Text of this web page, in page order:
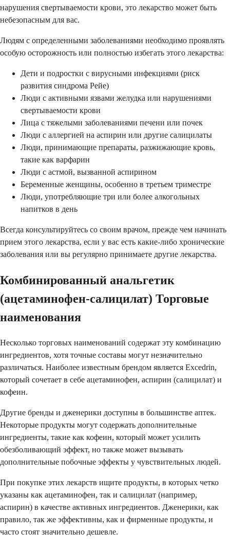
нарушения свертываемости крови, это лекарство может быть
небезопасным для вас.
Людям с определенными заболеваниями необходимо проявлять
особую осторожность или полностью избегать этого лекарства:
Дети и подростки с вирусными инфекциями (риск
развития синдрома Рейе)
Люди с активными язвами желудка или нарушениями
свертываемости крови
Лица с тяжелыми заболеваниями печени или почек
Люди с аллергией на аспирин или другие салицилаты
Люди, принимающие препараты, разжижающие кровь,
такие как варфарин
Люди с астмой, вызванной аспирином
Беременные женщины, особенно в третьем триместре
Люди, употребляющие три или более алкогольных
напитков в день
Всегда консультируйтесь со своим врачом, прежде чем начинать
прием этого лекарства, если у вас есть какие-либо хронические
заболевания или вы регулярно принимаете другие лекарства.
Комбинированный анальгетик
(ацетаминофен-салицилат) Торговые
наименования
Несколько торговых наименований содержат эту комбинацию
ингредиентов, хотя точные составы могут незначительно
различаться. Наиболее известным брендом является Excedrin,
который сочетает в себе ацетаминофен, аспирин (салицилат) и
кофеин.
Другие бренды и дженерики доступны в большинстве аптек.
Некоторые продукты могут содержать дополнительные
ингредиенты, такие как кофеин, который может усилить
обезболивающий эффект, но также может вызывать
дополнительные побочные эффекты у чувствительных людей.
При покупке этих лекарств ищите продукты, в которых четко
указаны как ацетаминофен, так и салицилат (например,
аспирин) в качестве активных ингредиентов. Дженерики, как
правило, так же эффективны, как и фирменные продукты, и
часто стоят значительно дешевле.